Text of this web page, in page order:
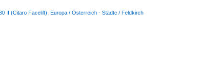
II (Citaro Facelift) Europa / Österreich - Städte / Feldkirch